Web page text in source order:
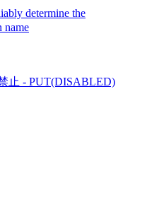
determine the
name
止 - PUT(DISABLED)